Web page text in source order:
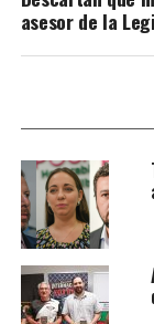
asesor de la